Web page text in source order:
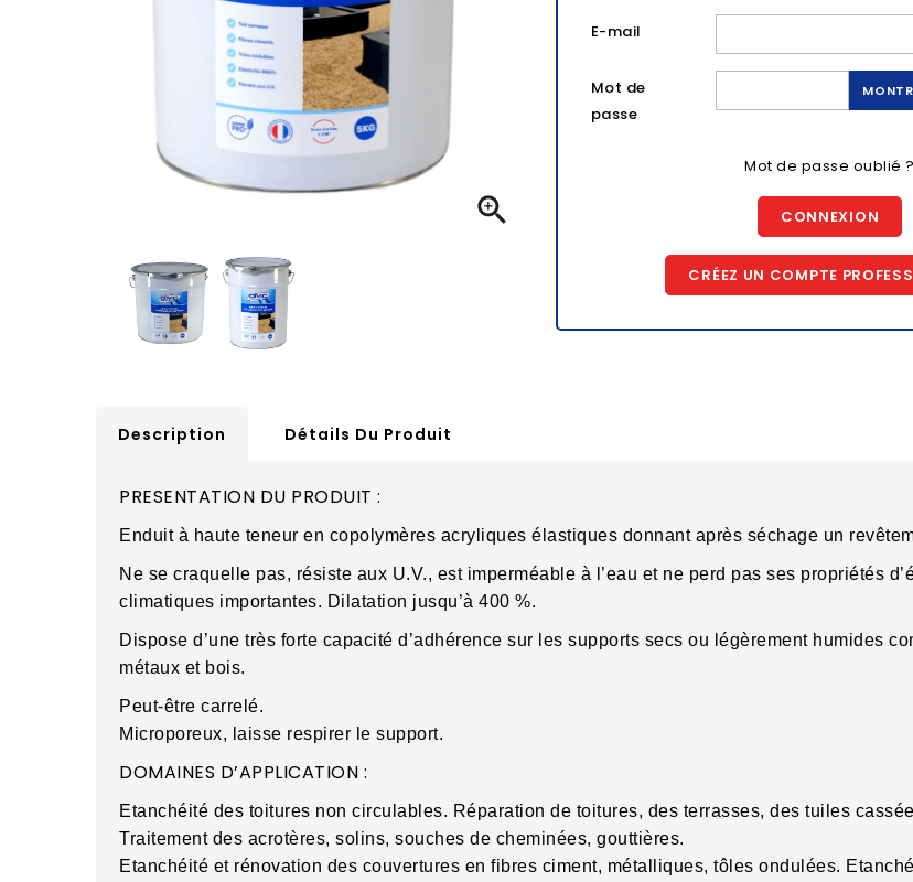

E-mail
Mot de
passe
Mot de passe oublié ?
CONNEXION
CRÉEZ UN COMPTE
Description Détails Du Produit
PRESENTATION DU PRODUIT :
Enduit à haute teneur en copolymères acryliques élastiques donnant après séchage un
Ne se craquelle pas, résiste aux U.V., est imperméable à l’eau et ne perd pas ses propriétés
climatiques importantes. Dilatation jusqu’à 400 %.
Dispose d’une très forte capacité d’adhérence sur les supports secs ou légèrement humides
métaux et bois.
Peut-être carrelé.
Microporeux, laisse respirer le support.
DOMAINES D’APPLICATION :
Etanchéité des toitures non circulables. Réparation de toitures, des terrasses, des tuiles
Traitement des acrotères, solins, souches de cheminées, gouttières.
Etanchéité et rénovation des couvertures en fibres ciment, métalliques, tôles ondulées.